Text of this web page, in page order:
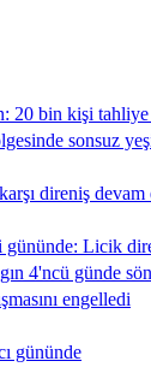
20 bin kişi
sonsuz
direniş
gününde: Licik
4'ncü günde
engelledi
gününde